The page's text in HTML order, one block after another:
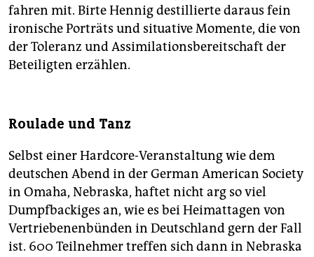
fahren mit. Birte Hennig destillierte daraus fein
ironische Porträts und situative Momente, die von
der Toleranz und Assimilationsbereitschaft der
Beteiligten erzählen.
Roulade und Tanz
Selbst einer Hardcore-Veranstaltung wie dem
deutschen Abend in der German American Society
in Omaha, Nebraska, haftet nicht arg so viel
Dumpfbackiges an, wie es bei Heimattagen von
Vertriebenenbünden in Deutschland gern der Fall
ist. 600 Teilnehmer treffen sich dann in Nebraska